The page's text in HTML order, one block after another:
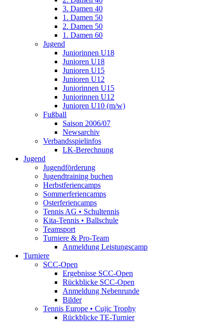
3. Damen 40
1. Damen 50
2. Damen 50
1. Damen 60
Jugend
Juniorinnen U18
Junioren U18
Junioren U15
Junioren U12
Juniorinnen U15
Juniorinnen U12
Junioren U10 (m/w)
Fußball
Saison 2006/07
Newsarchiv
Verbandsspielinfos
LK-Berechnung
Jugend
Jugendförderung
Jugendtraining buchen
Herbstferiencamps
Sommerferiencamps
Osterferiencamps
Tennis AG • Schultennis
Kita-Tennis • Ballschule
Teamsport
Turniere & Pro-Team
Anmeldung Leistungscamp
Turniere
SCC-Open
Ergebnisse SCC-Open
Rückblicke SCC-Open
Anmeldung Nebenrunde
Bilder
Tennis Europe • Cujic Trophy
Rückblicke TE-Turnier